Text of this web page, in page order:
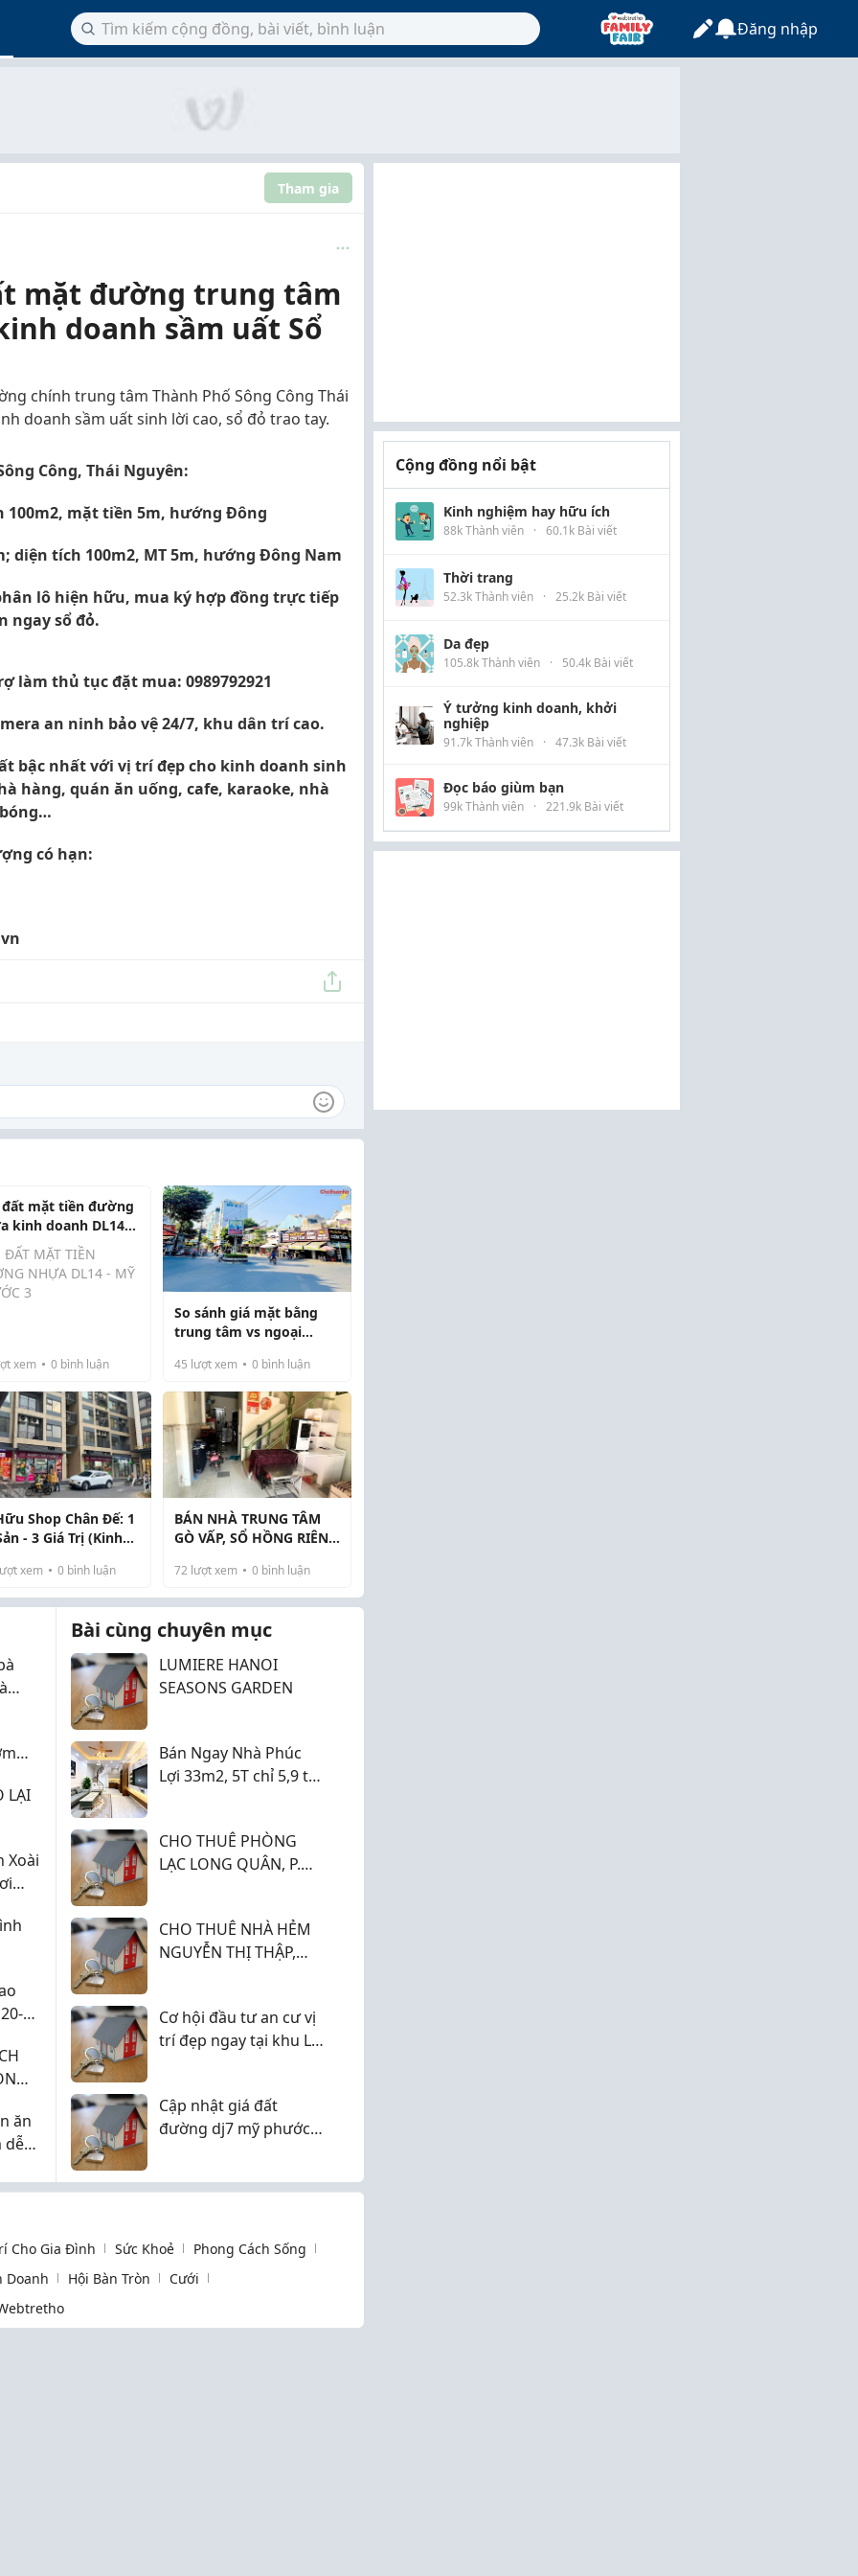
Đăng nhập
Tham gia
mặt đường trung tâm
doanh sầm uất Sổ
chính trung tâm Thành Phố Sông Công Thái
doanh sầm uất sinh lời cao, sổ đỏ trao tay.
Công, Thái Nguyên:
100m2, mặt tiền 5m, hướng Đông
diện tích 100m2, MT 5m, hướng Đông Nam
lô hiện hữu, mua ký hợp đồng trực tiếp
ngay sổ đỏ.
làm thủ tục đặt mua: 0989792921
an ninh bảo vệ 24/7, khu dân trí cao.
bậc nhất với vị trí đẹp cho kinh doanh sinh
hàng, quán ăn uống, cafe, karaoke, nhà
có hạn:
đất mặt tiền đường
kinh doanh DL14
phước 3
ĐẤT MẶT TIỀN
NHỰA DL14 - MỸ
3
rất thích hợp xây
đa ngành nghề.
tích: 150m2 (Full
trí...
xem 0 bình luận
So sánh giá mặt bằng
trung tâm vs ngoại
45 lượt xem 0bình luận
Shop Chân Đế: 1
- 3 Giá Trị (Kinh
xem 0 bình luận
BÁN NHÀ TRUNG TÂM
GÒ VẤP, SỔ HỒNG RIÊNG
CÓ SÂN ĐỂ XE
72 lượt xem 0bình luận
LẠI
Xoài
ăn
dễ
Bài cùng chuyên mục
LUMIERE HANOI
SEASONS GARDEN
Bán Ngay Nhà Phúc
Lợi 33m2, 5T chỉ 5,9 tỷ
CHO THUÊ PHÒNG
LẠC LONG QUÂN, P.
1 TRIỆU)
CHO THUÊ NHÀ HẺM
NGUYỄN THỊ THẬP,
TRIỆU 500.
Cơ hội đầu tư an cư vị
trí đẹp ngay tại khu L
Cập nhật giá đất
đường dj7 mỹ phước 3
Cho Gia Đình Sức Khoẻ
Phong Cách Sống
Doanh Hội Bàn Tròn
Cưới
Cộng đồng nổi bật
Kinh nghiệm hay hữu ích
88k Thành viên · 60.1k Bài viết
Thời trang
52.3k Thành viên · 25.2k Bài viết
Da đẹp
105.8k Thành viên · 50.4k Bài viết
Ý tưởng kinh doanh, khởi
nghiệp
91.7k Thành viên · 47.3k Bài viết
Đọc báo giùm bạn
99k Thành viên · 221.9k Bài viết